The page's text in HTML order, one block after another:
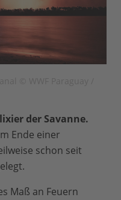
der Savanne.
Ende einer
schon seit
Maß an Feuern